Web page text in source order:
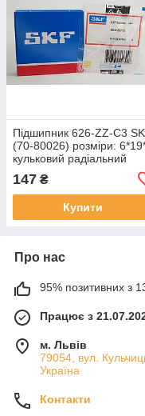
Підшипник 626-ZZ-C3
(70-80026) розміри:
кульковий радіальний
147 ₴
Купити
Про нас
95% позитивних з
Працює з
м. Львів
79054, вул.
Україна
Контакти